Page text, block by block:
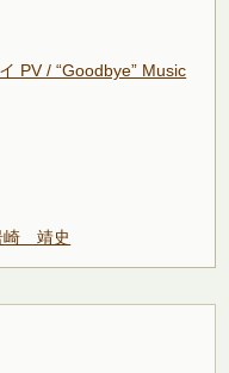
PV / “Goodbye” Music
崎 靖史